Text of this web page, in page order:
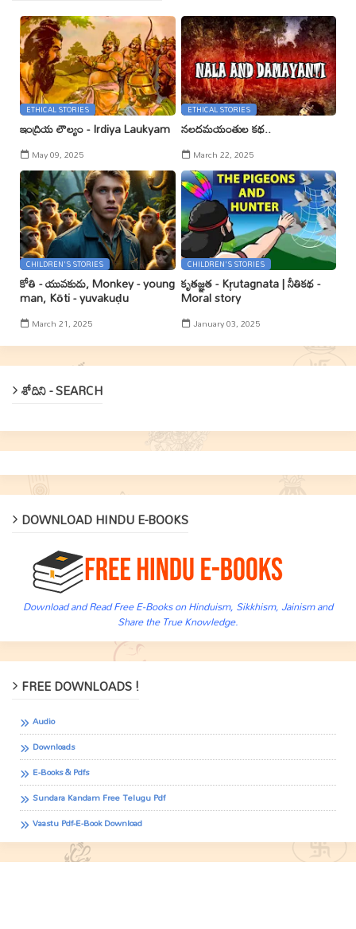
ETHICAL STORIES
ఇంద్రియ లౌల్యం - Irdiya Laukyam
May 09, 2025
ETHICAL STORIES
నలదమయంతుల కథ..
March 22, 2025
CHILDREN'S STORIES
కోతి - యువకుడు, Monkey - young
man, Kōti - yuvakuḍu
March 21, 2025
CHILDREN'S STORIES
కృతజ్ఞత - Kr̥utagnata | నీతికథ -
Moral story
January 03, 2025
శోదిని - SEARCH
DOWNLOAD HINDU E-BOOKS
Download and Read Free E-Books on Hinduism, Sikkhism, Jainism and
Share the True Knowledge.
FREE DOWNLOADS !
Audio
Downloads
E-Books & Pdfs
Sundara Kandam Free Telugu Pdf
Vaastu Pdf-E-Book Download